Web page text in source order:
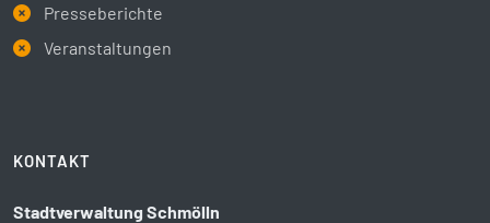
Presseberichte
Veranstaltungen
KONTAKT
Stadtverwaltung Schmölln